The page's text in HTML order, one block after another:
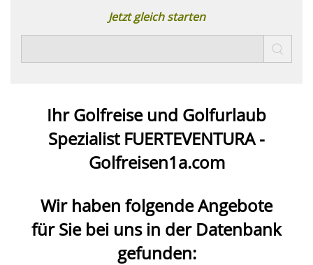
Jetzt gleich starten
Ihr Golfreise und Golfurlaub
SpezialistFUERTEVENTURA-
Golfreisen1a.com
Wir haben folgende Angebote
für Sie bei uns in der Datenbank
gefunden: